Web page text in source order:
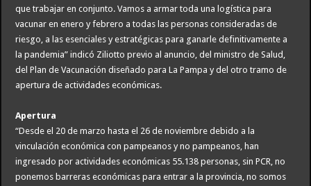
que trabajar en conjunto. Vamos a armar toda una logística para
vacunar en enero y febrero a todas las personas consideradas de
riesgo, a las esenciales y estratégicas para ganarle definitivamente a
la pandemia” indicó Ziliotto previo al anuncio, del ministro de Salud,
del Plan de Vacunación diseñado para La Pampa y del otro tramo de
apertura de actividades económicas.
Apertura
“Desde el 20 de marzo hasta el 26 de noviembre debido a la
vinculación económica con pampeanos y no pampeanos, han
ingresado por actividades económicas 55.138 personas, sin PCR, no
ponemos barreras económicas para entrar a la provincia, no somos